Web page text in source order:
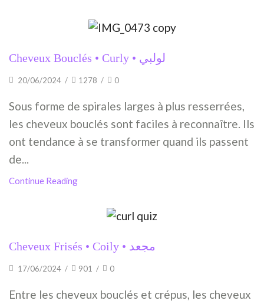
Cheveux Bouclés • Curly • لولبي
20/06/2024 / 1278 / 0
Sous forme de spirales larges à plus resserrées,
les cheveux bouclés sont faciles à reconnaître. Ils
ont tendance à se transformer quand ils passent
de...
Continue Reading
Cheveux Frisés • Coily • مجعد
17/06/2024 / 901 / 0
Entre les cheveux bouclés et crépus, les cheveux